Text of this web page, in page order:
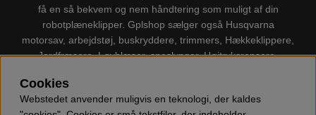
få en så bekvem og nem håndtering som muligt af din
robotplæneklipper. Gplshop sælger også Husqvarna
motorsav, arbejdstøj, buskryddere, trimmers, Hækkeklippere,
Jordfræsere, Løvblæser, sneslynger, Højtryksrensere,
Cookies
Webstedet anvender muligvis en teknologi, der kaldes